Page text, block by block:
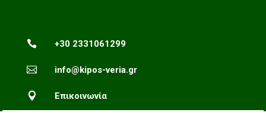
 +30 2331061299
 info@kipos-veria.gr
 Επικοινωνία